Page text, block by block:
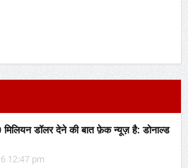
मिलियन डॉलर देने की बात फ़ेक न्यूज़ है: डोनाल्ड
12:47 pm